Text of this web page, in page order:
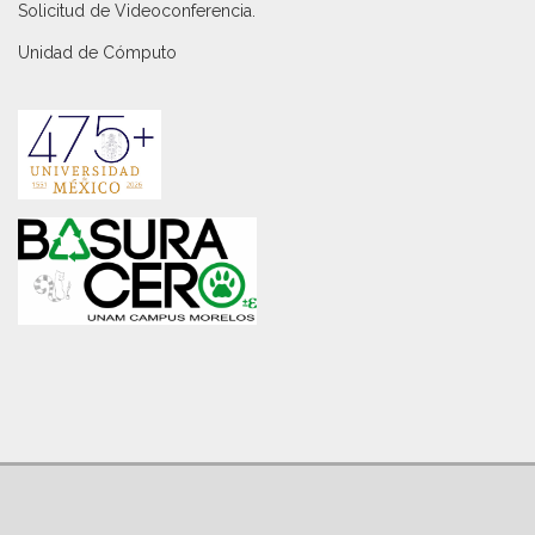
Solicitud de Videoconferencia.
Unidad de Cómputo